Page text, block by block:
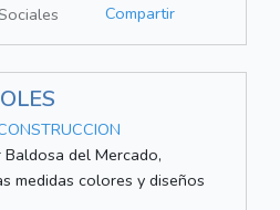
Compartir
del Mercado,
medidas colores y diseños